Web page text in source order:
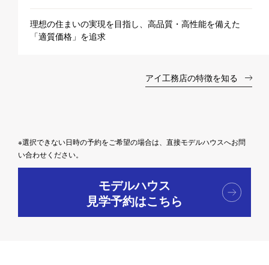
理想の住まいの実現を目指し、高品質・高性能を備えた
「適質価格」を追求
アイ工務店の特徴を知る
※選択できない日時の予約をご希望の場合は、直接モデルハウスへお問
い合わせください。
モデルハウス
見学予約はこちら